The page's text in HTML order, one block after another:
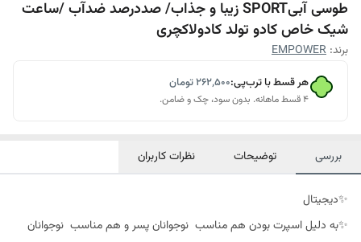
طوسی آبیSPORT زیبا و جذاب/ صددرصد ضدآب /ساعت
شیک خاص کادو تولد کادولاکچری
برند: EMPOWER
هر قسط با ترب‌پی:۲۶۲٬۵۰۰تومان
۴ قسط ماهانه. بدون سود، چک و ضامن.
بررسی توضیحات نظرات کاربران
✨دیجیتال
✨به دلیل اسپرت بودن هم مناسب نوجوانان پسر و هم مناسب نوجوانان